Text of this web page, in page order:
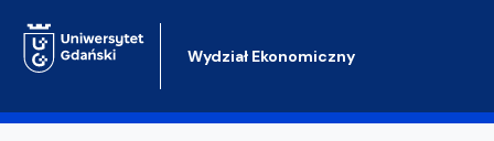
Wydział Ekonomiczny